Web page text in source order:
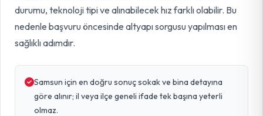
durumu, teknoloji tipi ve alınabilecek hız farklı olabilir. Bu
nedenle başvuru öncesinde altyapı sorgusu yapılması en
sağlıklı adımdır.
Samsun için en doğru sonuç sokak ve bina detayına
göre alınır; il veya ilçe geneli ifade tek başına yeterli
olmaz.